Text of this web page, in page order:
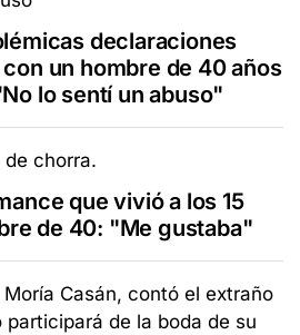
declaraciones
un hombre de 40 años
lo sentí un abuso"
que vivió a los 15
de 40: "Me gustaba"